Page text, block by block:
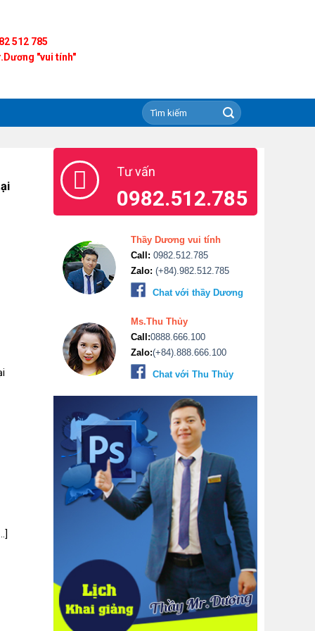
512 785
"vui tính"
Tư vấn
0982.512.785
Thầy Dương vui tính
Call: 0982.512.785
Zalo: (+84).982.512.785
Chat với thầy Dương
Ms.Thu Thủy
Call:0888.666.100
Zalo:(+84).888.666.100
Chat với Thu Thủy